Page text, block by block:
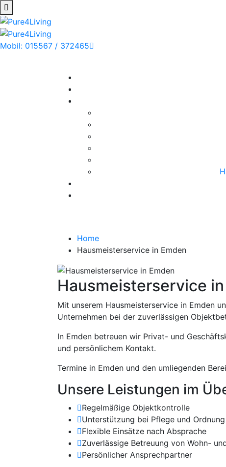
Mobil: 015567 / 372465
Home
Hausmeisterservice in Emden
Hausmeisterservice
Mit unserem Hausmeisterservice in Emden
Unternehmen bei der zuverlässigen
In Emden betreuen wir Privat- und
und persönlichem Kontakt.
Termine in Emden und den umliegenden
Unsere Leistungen im
Regelmäßige Objektkontrolle
Unterstützung bei Pflege und Ordnung
Flexible Einsätze nach Absprache
Zuverlässige Betreuung von Wohn-
Persönlicher Ansprechpartner